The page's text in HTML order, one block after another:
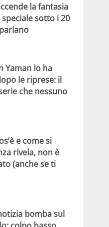
la fantasia
sotto i 20
Yaman lo ha
le riprese: il
che nessuno
e come si
rivela, non è
(anche se ti
bomba sul